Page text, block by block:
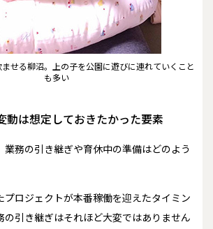
せる柳沼。上の子を公園に遊びに連れていくこと
も多い
動は想定しておきたかった要素
業務の引き継ぎや育休中の準備はどのよう
プロジェクトが本番稼働を迎えたタイミン
の引き継ぎはそれほど大変ではありません